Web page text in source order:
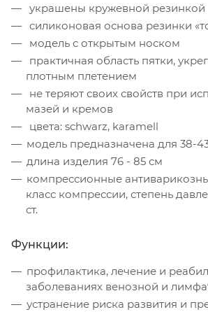
украшены кружевной резинкой
силиконовая основа резинки
модель с открытым носком
практичная область пятки,
плотным плетением
не теряют своих свойств при
мазей и кремов
цвета: schwarz, karamell
модель предназначена для 38-
длина изделия 76 - 85 см
компрессионные
класс компрессии, степень
ст.
Функции:
профилактика, лечение и
заболеваниях венозной и
устранение риска развития и